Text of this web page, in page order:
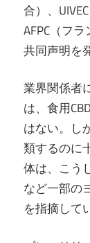
合）、
AFPC（フ
共同声明を
業界関係者
は、食用
はない。し
類するのに
体は、こう
など一部の
を指摘して